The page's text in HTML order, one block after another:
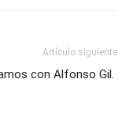
Artículo siguiente
con Alfonso Gil.